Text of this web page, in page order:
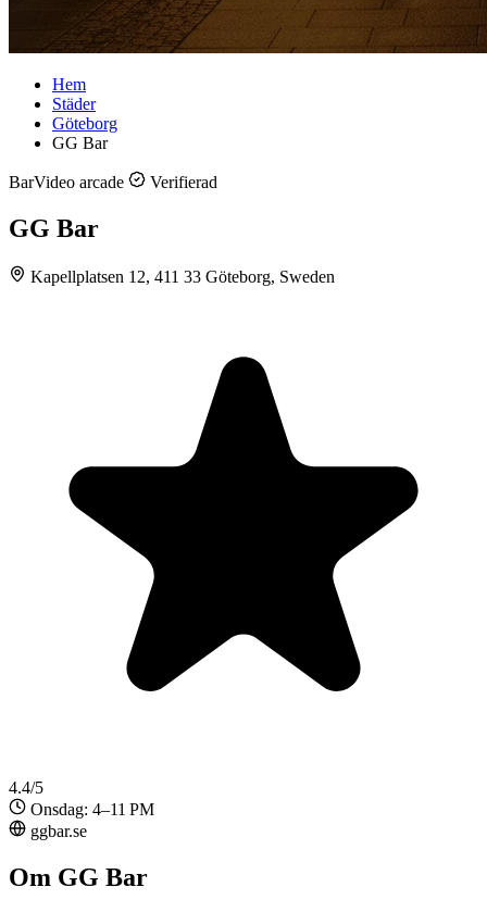
Hem
Städer
Göteborg
GG Bar
BarVideo arcade Verifierad
GG Bar
Kapellplatsen 12, 411 33 Göteborg, Sweden
4.4/5
Onsdag: 4–11 PM
ggbar.se
Om GG Bar